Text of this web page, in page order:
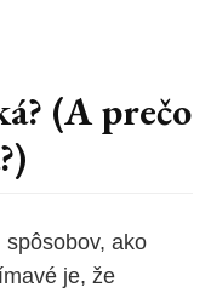
(A prečo
ako
je, že